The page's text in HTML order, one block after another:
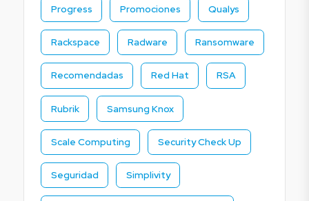
Progress Promociones Qualys
Rackspace Radware Ransomware
Recomendadas Red Hat RSA
Rubrik Samsung Knox
Scale Computing Security Check Up
Seguridad Simplivity